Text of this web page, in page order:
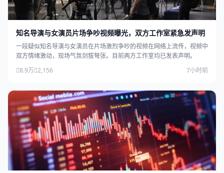
知名导演与女演员片场争吵视频曝光，双方工作室紧急发声明
一段疑似知名导演与女演员在片场激烈争吵的视频在网络上流传，视频中
双方情绪激动，现场气氛剑拔弩张。目前两方工作室均已发表声明。
8.9万 2,156 7小时前